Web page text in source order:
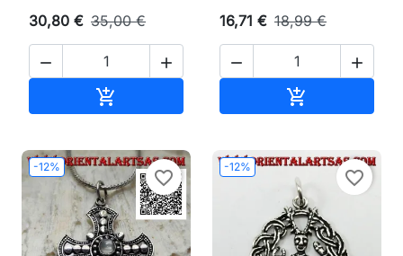
30,80 € 35,00 €
 

16,71 € 18,99 €
 

-12%
favorite_border
-12%
favorite_border